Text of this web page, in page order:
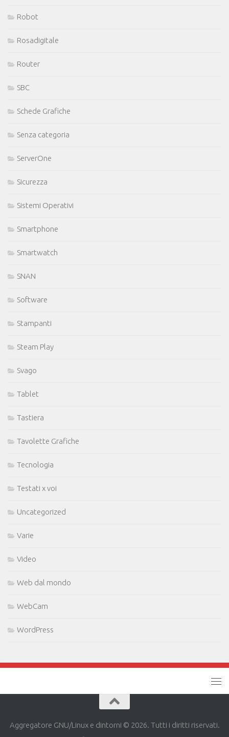
Robot
Rosadigitale
Router
SBC
Schede Grafiche
Senza categoria
ServerOne
Sicurezza
Sistemi Operativi
Smartphone
Smartwatch
SNAN
Software
Stampanti
Steam Play
Svago
Tablet
Tastiera
Tavolette Grafiche
Tecnologia
Testati x voi
Uncategorized
Varie
Video
Web dal mondo
WebCam
WordPress
Aggregatore GNU/Linux e dintorni © 2026. Tutti i diritti riservati.